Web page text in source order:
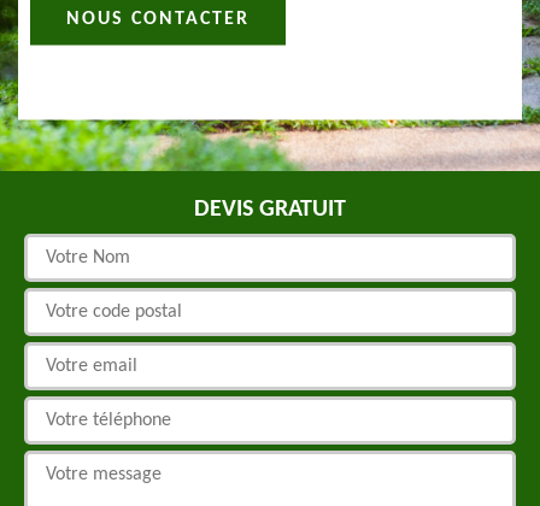
NOUS CONTACTER
DEVIS GRATUIT